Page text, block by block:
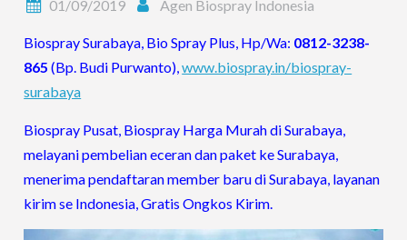
01/09/2019 Agen Biospray Indonesia
Biospray Surabaya, Bio Spray Plus, Hp/Wa: 0812-3238-
865 (Bp. Budi Purwanto),www.biospray.in/biospray-
surabaya
Biospray Pusat, Biospray Harga Murah di Surabaya,
melayani pembelian eceran dan paket ke Surabaya,
menerima pendaftaran member baru di Surabaya, layanan
kirim se Indonesia, Gratis Ongkos Kirim.